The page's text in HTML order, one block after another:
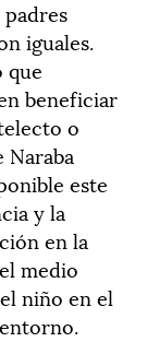
iguales.
que
beneficiar
o
Naraba
este
y la
en la
medio
niño en el